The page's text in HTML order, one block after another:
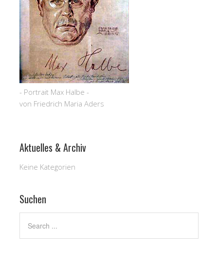
- Portrait Max Halbe -
von Friedrich Maria Aders
Aktuelles & Archiv
Keine Kategorien
Suchen